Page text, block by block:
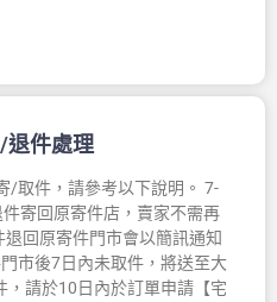
退件處理
/取件，請參考以下說明。 7-
寄回原寄件店，賣家不需再
回原寄件門市會以簡訊通知
市後7日內未取件，將送至大
請於10日內於訂單申請【宅